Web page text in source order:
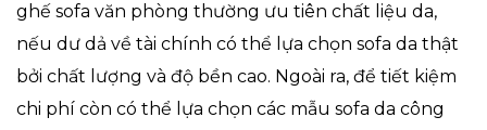
ghế sofa văn phòng thường ưu tiên chất liệu da,
nếu dư dả về tài chính có thể lựa chọn sofa da thật
bởi chất lượng và độ bền cao. Ngoài ra, để tiết kiệm
chi phí còn có thể lựa chọn các mẫu sofa da công